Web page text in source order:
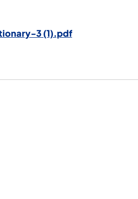
3 (1).pdf